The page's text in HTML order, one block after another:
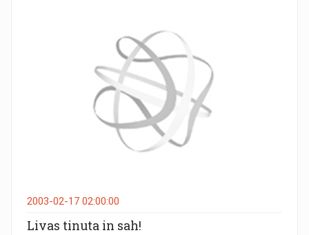
2003-02-17 02:00:00
Livas tinuta in sah!